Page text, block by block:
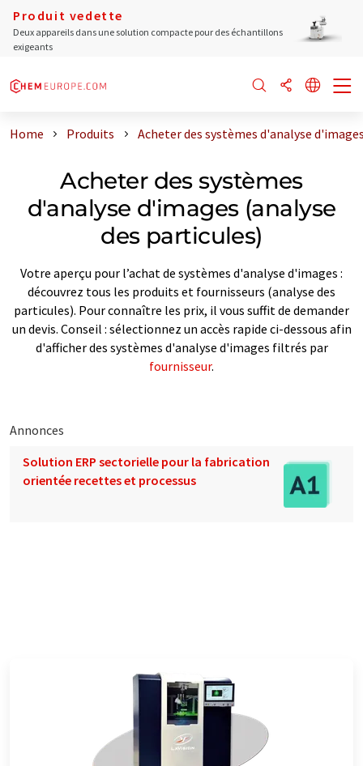
Produit vedette
Deux appareils dans une solution compacte pour des échantillons
exigeants
Home Produits Acheter des systèmes d'analyse
Acheter des systèmes
d'analyse d'images (analyse
des particules)
Votre aperçu pour l’achat de systèmes d'analyse d'images :
découvrez tous les produits et fournisseurs (analyse des
particules). Pour connaître les prix, il vous suffit de demander
un devis. Conseil : sélectionnez un accès rapide ci-dessous afin
d'afficher des systèmes d'analyse d'images filtrés par
fournisseur.
Annonces
Solution ERP sectorielle pour la fabrication
orientée recettes et processus